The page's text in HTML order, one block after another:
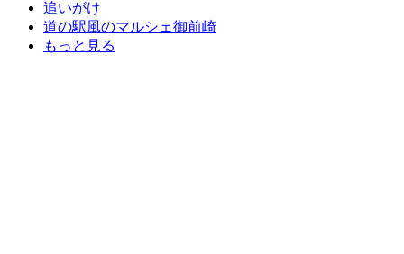
追いがけ
道の駅風のマルシェ御前崎
もっと見る